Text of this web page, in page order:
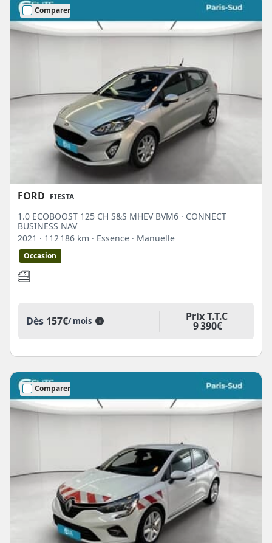
Comparer
FORD FIESTA
1.0 ECOBOOST 125 CH S&S MHEV BVM6 · CONNECT
BUSINESS NAV
2021 · 112 186 km · Essence · Manuelle
Occasion
Dès 157€/ mois i Prix T.T.C
9 390€
Comparer